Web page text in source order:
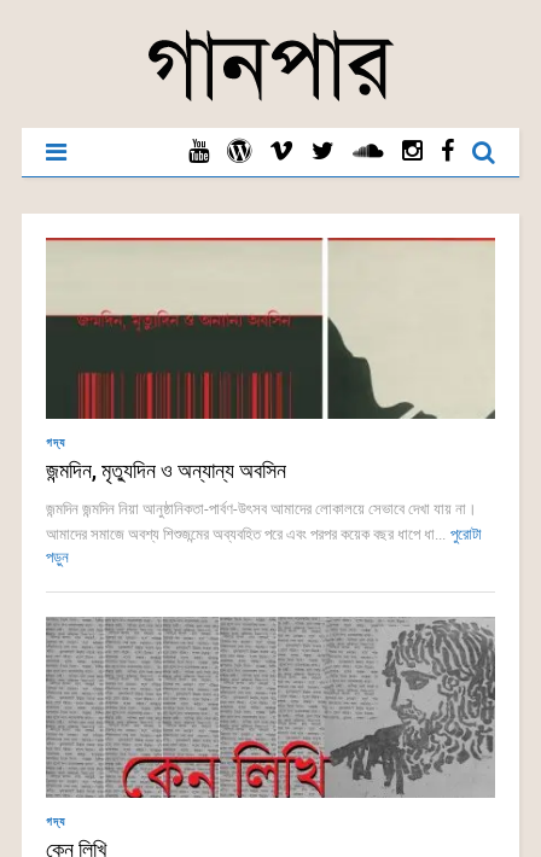
গদ্য
জন্মদিন, মৃত্যুদিন ও অন্যান্য অবসিন
জন্মদিন জন্মদিন নিয়া আনুষ্ঠানিকতা-পার্বণ-উৎসব আমাদের লোকালয়ে সেভাবে দেখা যায় না।
আমাদের সমাজে অবশ্য শিশুজন্মের অব্যবহিত পরে এবং পরপর কয়েক বছর ধাপে ধা... পুরোটা
পড়ুন
গদ্য
কেন লিখি